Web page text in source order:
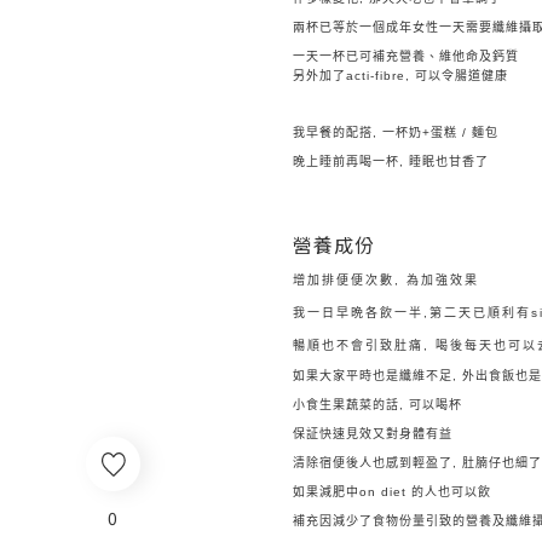
0
兩杯已等於一個成年女性一天需要纖維攝
一天一杯已可補充營養、維他命及鈣質
另外加了acti-fibre, 可以令腸道健康
我早餐的配搭, 一杯奶+蛋糕 / 麵包
晚上睡前再喝一杯, 睡眠也甘香了
營養成份
增加排便便次數, 為加強效果
我一日早晩各飲一半, 第二天已順利有
暢順也不會引致肚痛, 喝後每天也可以
如果大家平時也是纖維不足, 外出食飯也
小食生果蔬菜的話, 可以喝杯
保証快速見效又對身體有益
清除宿便後人也感到輕盈了, 肚腩仔也細了
如果減肥中on diet 的人也可以飲
補充因減少了食物份量引致的營養及纖維